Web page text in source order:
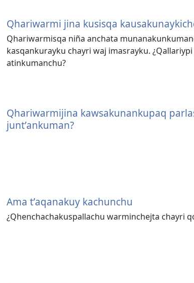
Qhariwarmi jina kusisqa
Qhariwarmisqa niña anchata
kasqankurayku chayri waj imasrayku.
atinkumanchu?
Qhariwarmijina kawsakunankupaq
juntʼankuman?
Ama tʼaqanakuy kachunchu
¿Qhenchachakuspallachu warminchejta chayri